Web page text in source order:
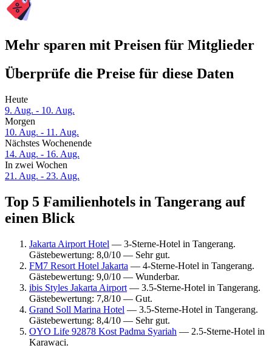
Mehr sparen mit Preisen für Mitglieder
Überprüfe die Preise für diese Daten
Heute
9. Aug. - 10. Aug.
Morgen
10. Aug. - 11. Aug.
Nächstes Wochenende
14. Aug. - 16. Aug.
In zwei Wochen
21. Aug. - 23. Aug.
Top 5 Familienhotels in Tangerang auf
einen Blick
Jakarta Airport Hotel — 3-Sterne-Hotel in Tangerang.
Gästebewertung: 8,0/10 — Sehr gut.
FM7 Resort Hotel Jakarta — 4-Sterne-Hotel in Tangerang.
Gästebewertung: 9,0/10 — Wunderbar.
ibis Styles Jakarta Airport — 3.5-Sterne-Hotel in Tangerang.
Gästebewertung: 7,8/10 — Gut.
Grand Soll Marina Hotel — 3.5-Sterne-Hotel in Tangerang.
Gästebewertung: 8,4/10 — Sehr gut.
OYO Life 92878 Kost Padma Syariah — 2.5-Sterne-Hotel in
Karawaci.